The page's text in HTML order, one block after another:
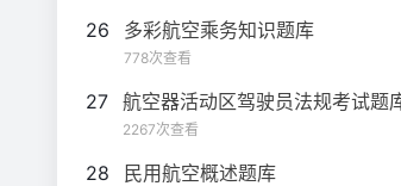
26 多彩航空乘务知识题库
778次查看
27 航空器活动区驾驶员法规考试题
2267次查看
28 民用航空概述题库